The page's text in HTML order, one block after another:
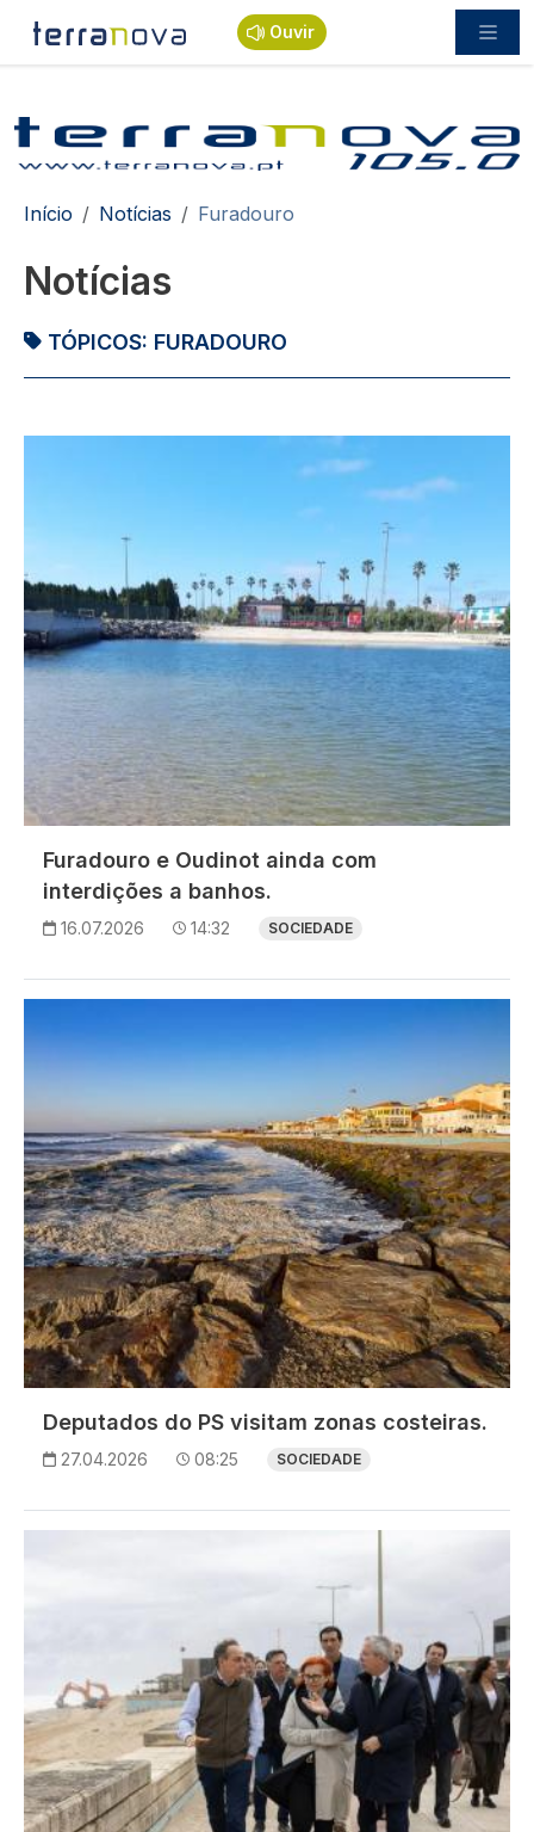
Passar para o conteúdo principal
Ouvir
Navegação estrutural
Início Notícias Furadouro
Notícias
TÓPICOS: FURADOURO
Furadouro e Oudinot ainda com
interdições a banhos.
16.07.2026 14:32 SOCIEDADE
Deputados do PS visitam zonas costeiras.
27.04.2026 08:25 SOCIEDADE